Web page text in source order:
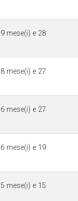
mese(i) e 28
mese(i) e 27
mese(i) e 27
mese(i) e 19
mese(i) e 15